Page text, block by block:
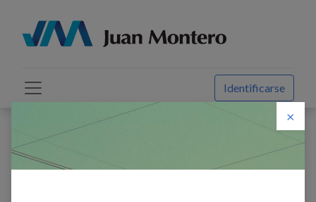
Identificarse
×
Todos los productos